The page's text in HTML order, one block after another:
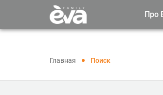
Про
Главная Поиск